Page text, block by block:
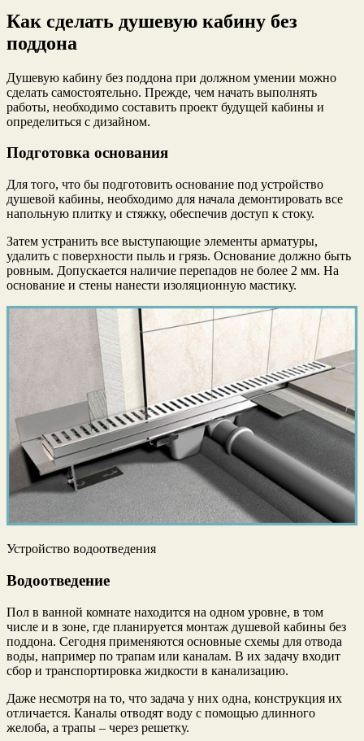
Как сделать душевую кабину без
поддона
Душевую кабину без поддона при должном умении можно
сделать самостоятельно. Прежде, чем начать выполнять
работы, необходимо составить проект будущей кабины и
определиться с дизайном.
Подготовка основания
Для того, что бы подготовить основание под устройство
душевой кабины, необходимо для начала демонтировать все
напольную плитку и стяжку, обеспечив доступ к стоку.
Затем устранить все выступающие элементы арматуры,
удалить с поверхности пыль и грязь. Основание должно быть
ровным. Допускается наличие перепадов не более 2 мм. На
основание и стены нанести изоляционную мастику.
Устройство водоотведения
Водоотведение
Пол в ванной комнате находится на одном уровне, в том
числе и в зоне, где планируется монтаж душевой кабины без
поддона. Сегодня применяются основные схемы для отвода
воды, например по трапам или каналам. В их задачу входит
сбор и транспортировка жидкости в канализацию.
Даже несмотря на то, что задача у них одна, конструкция их
отличается. Каналы отводят воду с помощью длинного
желоба, а трапы – через решетку.